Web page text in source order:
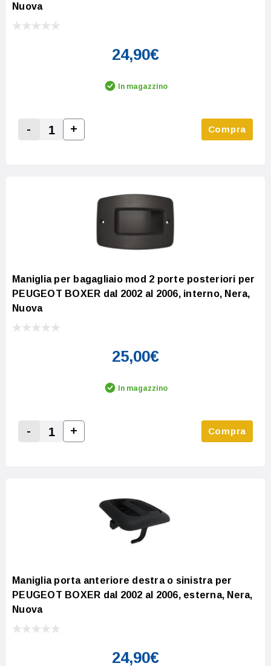
Nuova
24,90€
In magazzino
Decrease Quantity:
-
Increase Quantity:
+ Compra
Maniglia per bagagliaio mod 2 porte posteriori per
PEUGEOT BOXER dal 2002 al 2006, interno, Nera,
Nuova
25,00€
In magazzino
Decrease Quantity:
-
Increase Quantity:
+ Compra
Maniglia porta anteriore destra o sinistra per
PEUGEOT BOXER dal 2002 al 2006, esterna, Nera,
Nuova
24,90€